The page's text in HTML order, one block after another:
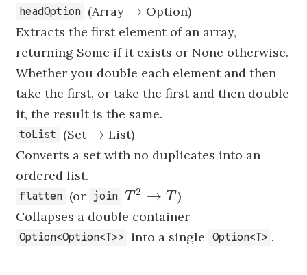
headOption (Array \to
→ Option)
Extracts the first element of an array,
returning Some if it exists or None otherwise.
Whether you double each element and then
take the first, or take the first and then double
it, the result is the same.
toList (Set \to
→ List)
Converts a set with no duplicates into an
ordered list.
flatten (or join T^2
\to
T
T2 → T)
Collapses a double container
Option<Option<T>> into a single Option<T> .